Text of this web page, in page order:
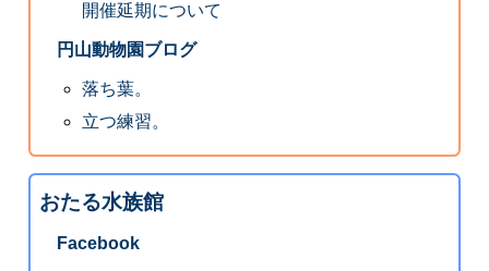
開催延期について
円山動物園ブログ
落ち葉。
立つ練習。
おたる水族館
Facebook